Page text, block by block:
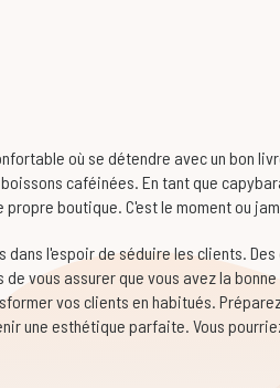
où se détendre avec un bon
caféinées. En tant que
boutique. C'est le moment ou
dans l'espoir de séduire les clients.
vous assurer que vous avez la
vos clients en habitués.
une esthétique parfaite. Vous